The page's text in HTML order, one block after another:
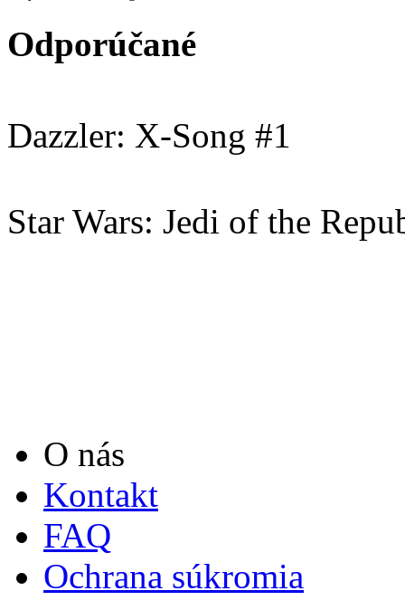
Odporúčané
Dazzler: X-Song #1
Star Wars: Jedi of the
O nás
Kontakt
FAQ
Ochrana súkromia